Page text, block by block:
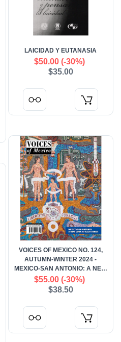
LAICIDAD Y EUTANASIA
$50.00(-30%)
$35.00
VOICES OF MEXICO NO. 124,
AUTUMN-WINTER 2024 -
MEXICO-SAN ANTONIO: A NEW
LOOK AT EACH OTHER
$55.00(-30%)
$38.50